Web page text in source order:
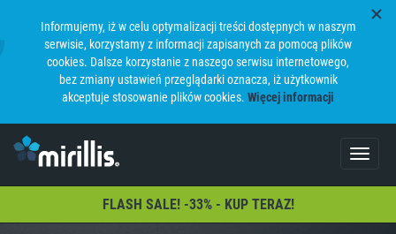
Informujemy, iż w celu optymalizacji treści dostępnych w naszym
serwisie, korzystamy z informacji zapisanych za pomocą plików
cookies. Dalsze korzystanie z naszego serwisu internetowego,
bez zmiany ustawień przeglądarki oznacza, iż użytkownik
akceptuje stosowanie plików cookies. Więcej informacji
Toggle
FLASH SALE! -33% - KUP TERAZ!